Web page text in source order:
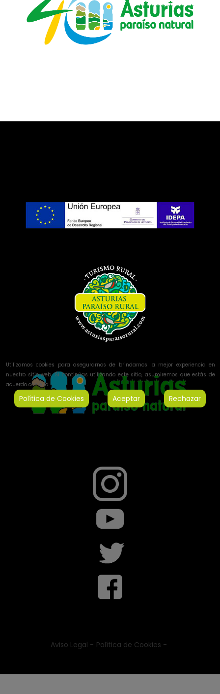
Aviso Legal - Política de Cookies -
Utilizamos cookies para asegurarnos de brindarnos la mejor experiencia en
nuestro sitio web. Si continúas utilizando este sitio, asumiremos que estás de
acuerdo con ello.
Política de Cookies Aceptar Rechazar